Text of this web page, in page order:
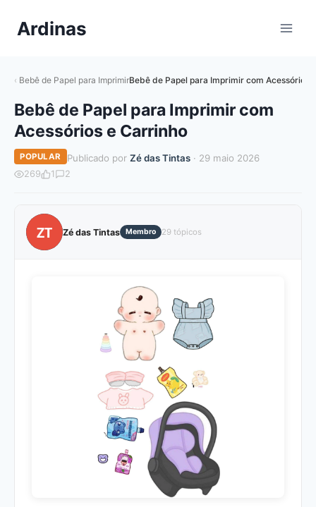
paraArdinas
Bebê de Papel para ImprimirBebê de Papel para Imprimir com Acessórios
Bebê de Papel para Imprimir com
Acessórios e Carrinho
POPULAR Publicado por Zé das Tintas· 29 maio 2026
269 1 2
ZT Zé das Tintas Membro 29 tópicos